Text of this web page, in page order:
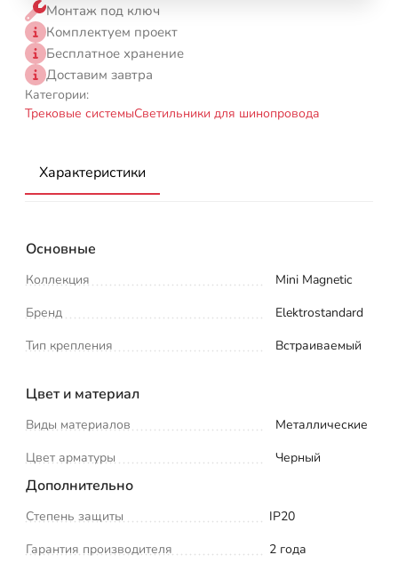
Монтаж под ключ
Комплектуем проект
Бесплатное хранение
Доставим завтра
Категории:
Трековые системыСветильники для шинопровода
Характеристики
Основные
Коллекция
Mini Magnetic
Бренд
Elektrostandard
Тип крепления
Встраиваемый
Цвет и материал
Виды материалов
Металлические
Цвет арматуры
Черный
Дополнительно
Степень защиты
IP20
Гарантия производителя
2 года